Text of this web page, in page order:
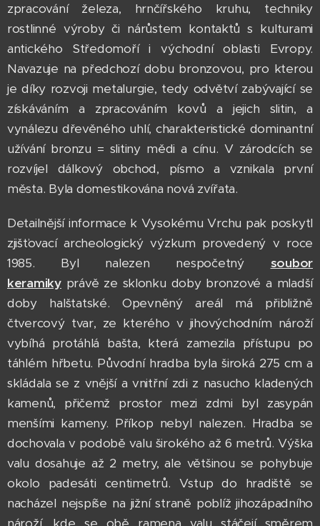
zpracování železa, hrnčířského kruhu, techniky
rostlinné výroby či nárůstem kontaktů s kulturami
antického Středomoří i východní oblasti Evropy.
Navazuje na předchozí dobu bronzovou, pro kterou
je díky rozvoji metalurgie, tedy odvětví zabývající se
získáváním a zpracováním kovů a jejich slitin, a
vynálezu dřevěného uhlí, charakteristické dominantní
užívání bronzu = slitiny mědi a cínu. V zárodcích se
rozvíjel dálkový obchod, písmo a vznikala první
města. Byla domestikována nová zvířata.
Detailnější informace k Vysokému Vrchu pak poskytl
zjišťovací archeologický výzkum provedený v roce
1985. Byl nalezen nespočetný soubor
keramikyprávě ze sklonku doby bronzové a mladší
doby halštatské. Opevněný areál má přibližně
čtvercový tvar, ze kterého v jihovýchodním nároží
vybíhá protáhlá bašta, která zamezila přístupu po
táhlém hřbetu. Původní hradba byla široká 275 cm a
skládala se z vnější a vnitřní zdi z nasucho kladených
kamenů, přičemž prostor mezi zdmi byl zasypán
menšími kameny. Příkop nebyl nalezen. Hradba se
dochovala v podobě valu širokého až 6 metrů. Výška
valu dosahuje až 2 metry, ale většinou se pohybuje
okolo padesáti centimetrů. Vstup do hradiště se
nacházel nejspíše na jižní straně poblíž jihozápadního